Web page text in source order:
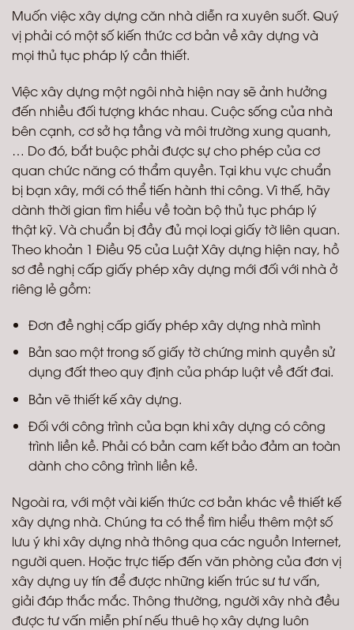
Muốn việc xây dựng căn nhà diễn ra xuyên suốt. Quý
vị phải có một số kiến thức cơ bản về xây dựng và
mọi thủ tục pháp lý cần thiết.
Việc xây dựng một ngôi nhà hiện nay sẽ ảnh hưởng
đến nhiều đối tượng khác nhau. Cuộc sống của nhà
bên cạnh, cơ sở hạ tầng và môi trường xung quanh,
… Do đó, bắt buộc phải được sự cho phép của cơ
quan chức năng có thẩm quyền. Tại khu vực chuẩn
bị bạn xây, mới có thể tiến hành thi công. Vì thế, hãy
dành thời gian tìm hiểu về toàn bộ thủ tục pháp lý
thật kỹ. Và chuẩn bị đầy đủ mọi loại giấy tờ liên quan.
Theo khoản 1 Điều 95 của Luật Xây dựng hiện nay, hồ
sơ đề nghị cấp giấy phép xây dựng mới đối với nhà ở
riêng lẻ gồm:
Đơn đề nghị cấp giấy phép xây dựng nhà mình
Bản sao một trong số giấy tờ chứng minh quyền sử
dụng đất theo quy định của pháp luật về đất đai.
Bản vẽ thiết kế xây dựng.
Đối với công trình của bạn khi xây dựng có công
trình liền kề. Phải có bản cam kết bảo đảm an toàn
dành cho công trình liền kề.
Ngoài ra, với một vài kiến thức cơ bản khác về thiết kế
xây dựng nhà. Chúng ta có thể tìm hiểu thêm một số
lưu ý khi xây dựng nhà thông qua các nguồn Internet,
người quen. Hoặc trực tiếp đến văn phòng của đơn vị
xây dựng uy tín để được những kiến trúc sư tư vấn,
giải đáp thắc mắc. Thông thường, người xây nhà đều
được tư vấn miễn phí nếu thuê họ xây dựng luôn